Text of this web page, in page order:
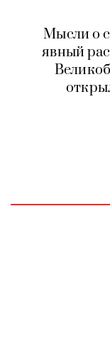
Мысли о
явный